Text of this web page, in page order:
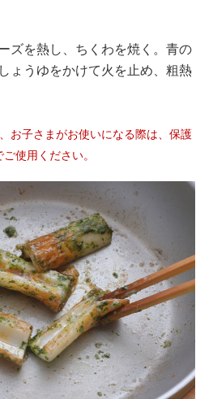
ズを熱し、ちくわを焼く。青の
ょうゆをかけて火を止め、粗熱
お子さまがお使いになる際は、保護
使用ください。